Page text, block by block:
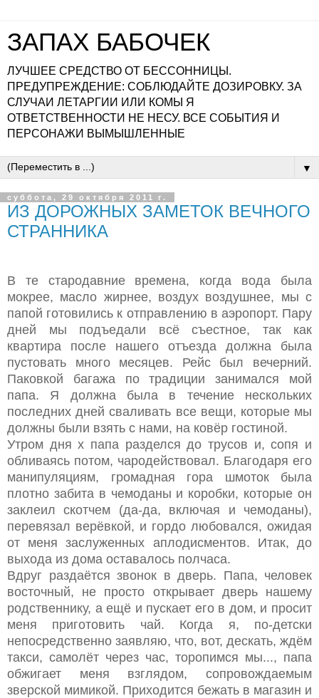
ЗАПАХ БАБОЧЕК
ЛУЧШЕЕ СРЕДСТВО ОТ БЕССОННИЦЫ.
ПРЕДУПРЕЖДЕНИЕ: СОБЛЮДАЙТЕ ДОЗИРОВКУ. ЗА
СЛУЧАИ ЛЕТАРГИИ ИЛИ КОМЫ Я
ОТВЕТСТВЕННОСТИ НЕ НЕСУ. ВСЕ СОБЫТИЯ И
ПЕРСОНАЖИ ВЫМЫШЛЕННЫЕ
▼
суббота, 29 октября 2011 г.
ИЗ ДОРОЖНЫХ ЗАМЕТОК ВЕЧНОГО
СТРАННИКА
В те стародавние времена, когда вода была
мокрее, масло жирнее, воздух воздушнее, мы с
папой готовились к отправлению в аэропорт. Пару
дней мы подъедали всё съестное, так как
квартира после нашего отъезда должна была
пустовать много месяцев. Рейс был вечерний.
Паковкой багажа по традиции занимался мой
папа. Я должна была в течение нескольких
последних дней сваливать все вещи, которые мы
должны были взять с нами, на ковёр гостиной.
Утром дня х папа разделся до трусов и, сопя и
обливаясь потом, чародействовал. Благодаря его
манипуляциям, громадная гора шмоток была
плотно забита в чемоданы и коробки, которые он
заклеил скотчем (да-да, включая и чемоданы),
перевязал верёвкой, и гордо любовался, ожидая
от меня заслуженных аплодисментов. Итак, до
выхода из дома оставалось полчаса.
Вдруг раздаётся звонок в дверь. Папа, человек
восточный, не просто открывает дверь нашему
родственнику, а ещё и пускает его в дом, и просит
меня приготовить чай. Когда я, по-детски
непосредственно заявляю, что, вот, дескать, ждём
такси, самолёт через час, торопимся мы..., папа
обжигает меня взглядом, сопровождаемым
зверской мимикой. Приходится бежать в магазин и